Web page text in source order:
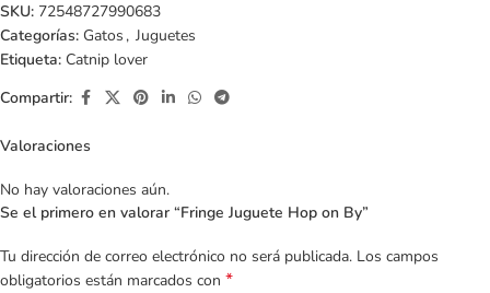
SKU: 72548727990683
Categorías: Gatos , Juguetes
Etiqueta: Catnip lover
Compartir:
Valoraciones
No hay valoraciones aún.
Se el primero en valorar “Fringe Juguete Hop on By”
Tu dirección de correo electrónico no será publicada. Los campos
obligatorios están marcados con *